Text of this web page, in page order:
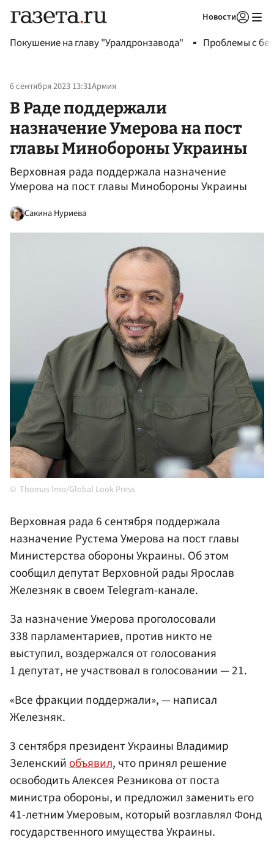
Новости
Покушение на главу "Уралдронзавода" Проблемы с
6 сентября 2023 13:31Армия
В Раде поддержали
назначение Умерова на пост
главы Минобороны Украины
Верховная рада поддержала назначение
Умерова на пост главы Минобороны Украины
Сакина Нуриева
Thomas Imo/Global Look Press
Верховная рада 6 сентября поддержала
назначение Рустема Умерова на пост главы
Министерства обороны Украины. Об этом
сообщил депутат Верховной рады Ярослав
Железняк в своем Telegram-канале.
За назначение Умерова проголосовали
338 парламентариев, против никто не
выступил, воздержался от голосования
1 депутат, не участвовал в голосовании — 21.
«Все фракции поддержали», — написал
Железняк.
3 сентября президент Украины Владимир
Зеленскийобъявил, что принял решение
освободить Алексея Резникова от поста
министра обороны, и предложил заменить его
41-летним Умеровым, который возглавлял Фонд
государственного имущества Украины.